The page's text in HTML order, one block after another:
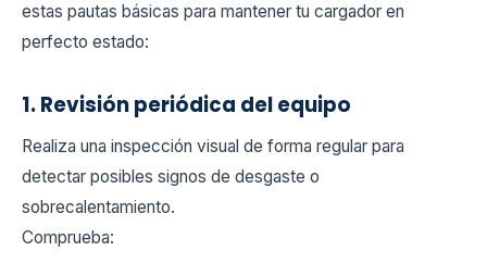
estas pautas básicas para mantener tu cargador en
perfecto estado:
1. Revisión periódica del equipo
Realiza una inspección visual de forma regular para
detectar posibles signos de desgaste o
sobrecalentamiento.
Comprueba: